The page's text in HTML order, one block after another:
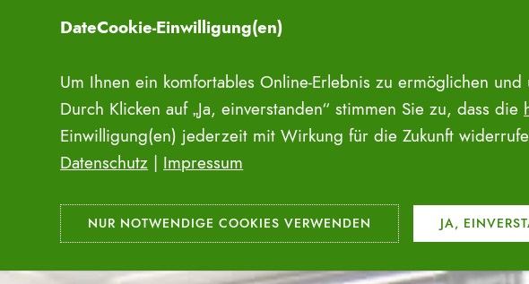
DateCookie-Einwilligung(en)
Um Ihnen ein komfortables Online-Erlebnis zu ermöglichen
Durch Klicken auf „Ja, einverstanden“ stimmen Sie zu, dass die
Einwilligung(en) jederzeit mit Wirkung für die Zukunft
Datenschutz | Impressum